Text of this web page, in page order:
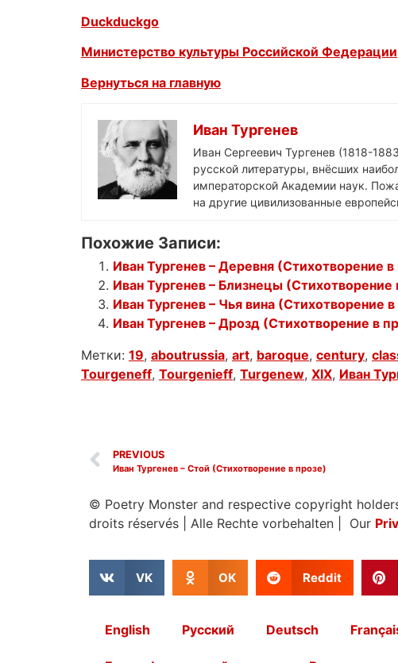
Duckduckgo
Министерство культуры Российской Федерации
Вернуться на главную
Иван Тургенев
Иван Сергеевич Тургенев (1818-
русской литературы, внёсших
императорской Академии наук.
на другие цивилизованные
Похожие Записи:
Иван Тургенев – Деревня (Стихотворение в
Иван Тургенев – Близнецы (Стихотворение
Иван Тургенев – Чья вина (Стихотворение
Иван Тургенев – Дрозд (Стихотворение в
Метки: 19, aboutrussia, art, baroque, century,
Tourgeneff, Tourgenieff, Turgenew, XIX, Иван
PREVIOUS
Иван Тургенев – Стой (Стихотворение в прозе)
© Poetry Monster and respective copyright
droits réservés
Alle Rechte vorbehalten | Our
VK OK Reddit
English Русский Deutsch